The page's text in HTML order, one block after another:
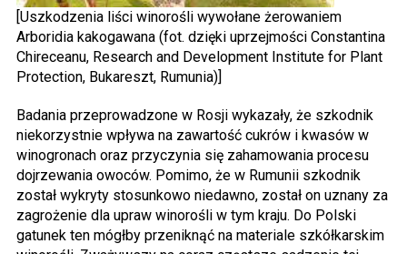
[Uszkodzenia liści winorośli wywołane żerowaniem
Arboridia kakogawana (fot. dzięki uprzejmości Constantina
Chireceanu, Research and Development Institute for Plant
Protection, Bukareszt, Rumunia)]
Badania przeprowadzone w Rosji wykazały, że szkodnik
niekorzystnie wpływa na zawartość cukrów i kwasów w
winogronach oraz przyczynia się zahamowania procesu
dojrzewania owoców. Pomimo, że w Rumunii szkodnik
został wykryty stosunkowo niedawno, został on uznany za
zagrożenie dla upraw winorośli w tym kraju. Do Polski
gatunek ten mógłby przeniknąć na materiale szkółkarskim